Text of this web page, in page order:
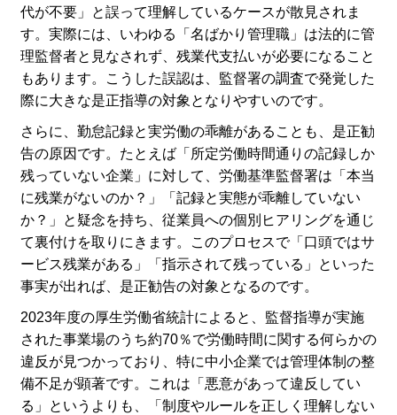
代が不要」と誤って理解しているケースが散見されま
す。実際には、いわゆる「名ばかり管理職」は法的に管
理監督者と見なされず、残業代支払いが必要になること
もあります。こうした誤認は、監督署の調査で発覚した
際に大きな是正指導の対象となりやすいのです。
さらに、勤怠記録と実労働の乖離があることも、是正勧
告の原因です。たとえば「所定労働時間通りの記録しか
残っていない企業」に対して、労働基準監督署は「本当
に残業がないのか？」「記録と実態が乖離していない
か？」と疑念を持ち、従業員への個別ヒアリングを通じ
て裏付けを取りにきます。このプロセスで「口頭ではサ
ービス残業がある」「指示されて残っている」といった
事実が出れば、是正勧告の対象となるのです。
2023年度の厚生労働省統計によると、監督指導が実施
された事業場のうち約70％で労働時間に関する何らかの
違反が見つかっており、特に中小企業では管理体制の整
備不足が顕著です。これは「悪意があって違反してい
る」というよりも、「制度やルールを正しく理解しない